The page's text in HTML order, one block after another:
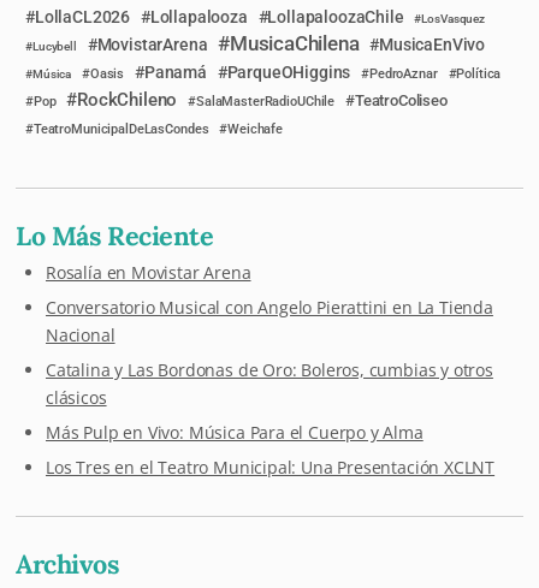
LollaCL2026
Lollapalooza LollapaloozaChile
LosVasquez
Lucybell
MovistarArena MusicaChilena MusicaEnVivo
Música Oasis Panamá ParqueOHiggins PedroAznar
Política
Pop
RockChileno SalaMasterRadioUChile TeatroColiseo
TeatroMunicipalDeLasCondes Weichafe
Lo Más Reciente
Rosalía en Movistar Arena
Conversatorio Musical con Angelo Pierattini en La Tienda
Nacional
Catalina y Las Bordonas de Oro: Boleros, cumbias y otros
clásicos
Más Pulp en Vivo: Música Para el Cuerpo y Alma
Los Tres en el Teatro Municipal: Una Presentación XCLNT
Archivos